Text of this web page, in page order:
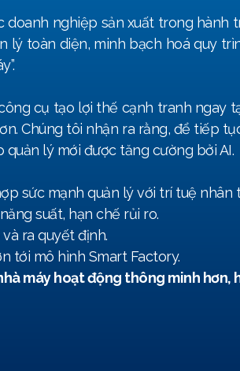
nghiệp sản xuất trong hành
toàn diện, minh bạch hoá quy
cụ tạo lợi thế cạnh tranh ngay
Chúng tôi nhận ra rằng, để tiếp
lý mới được tăng cường bởi AI.
sức mạnh quản lý với trí tuệ nhân
suất, hạn chế rủi ro.
ra quyết định.
tới mô hình Smart Factory.
máy hoạt động thông minh hơn,